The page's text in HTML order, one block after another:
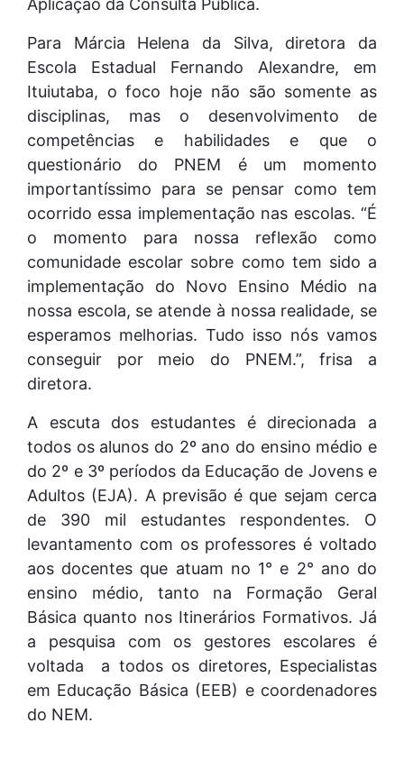
Aplicação da Consulta Pública.
Para Márcia Helena da Silva, diretora da
Escola Estadual Fernando Alexandre, em
Ituiutaba, o foco hoje não são somente as
disciplinas, mas o desenvolvimento de
competências e habilidades e que o
questionário do PNEM é um momento
importantíssimo para se pensar como tem
ocorrido essa implementação nas escolas. “É
o momento para nossa reflexão como
comunidade escolar sobre como tem sido a
implementação do Novo Ensino Médio na
nossa escola, se atende à nossa realidade, se
esperamos melhorias. Tudo isso nós vamos
conseguir por meio do PNEM.”, frisa a
diretora.
A escuta dos estudantes é direcionada a
todos os alunos do 2º ano do ensino médio e
do 2º e 3º períodos da Educação de Jovens e
Adultos (EJA). A previsão é que sejam cerca
de 390 mil estudantes respondentes. O
levantamento com os professores é voltado
aos docentes que atuam no 1° e 2° ano do
ensino médio, tanto na Formação Geral
Básica quanto nos Itinerários Formativos. Já
a pesquisa com os gestores escolares é
voltada a todos os diretores, Especialistas
em Educação Básica (EEB) e coordenadores
do NEM.